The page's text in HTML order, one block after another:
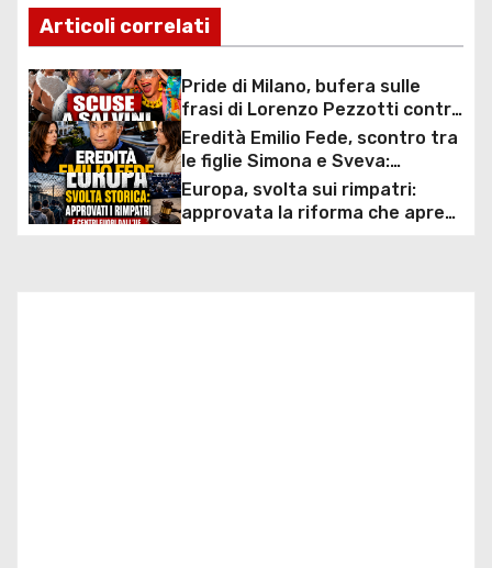
v
i
g
a
z
Articoli correlati
Pride di Milano, bufera sulle
frasi di Lorenzo Pezzotti contro
Salvini: arrivano le scuse dopo
la minaccia di querela
Eredità Emilio Fede, scontro tra
le figlie Simona e Sveva:
tribunali, contestazioni e
patrimonio da milioni di euro al
centro della disputa
Europa, svolta sui rimpatri:
approvata la riforma che apre